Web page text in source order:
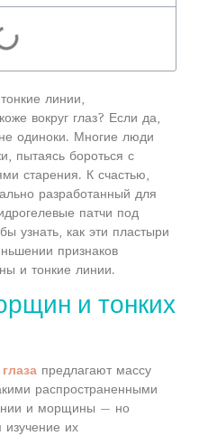
линии,
вокруг глаз? Если да,
одиноки. Многие люди
пытаясь бороться с
старения. К счастью,
разработанный для
патчи под
узнать, как эти пластыри
признаков
и тонкие линии.
и тонких
предлагают массу
распространенными
и морщины — но
их